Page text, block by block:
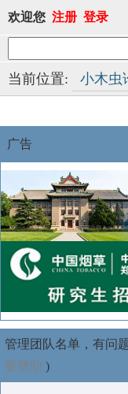
欢迎您 注册 登录
当前位置: 小木虫
广告
管理团队名单，有问
要赞助 )